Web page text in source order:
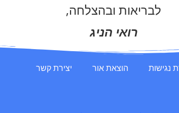
לבריאות ובהצלחה,
רואי הניג
נגישות הוצאת אור יצירת קשר